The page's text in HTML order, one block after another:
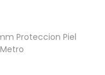
Proteccion Piel